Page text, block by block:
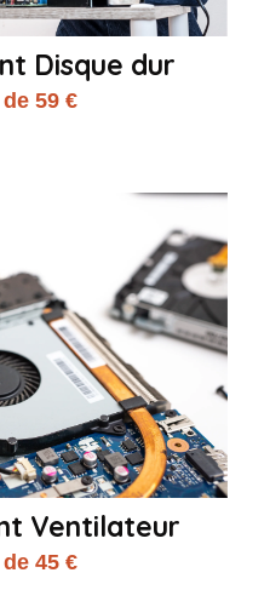
Disque dur
59 €
Ventilateur
45 €